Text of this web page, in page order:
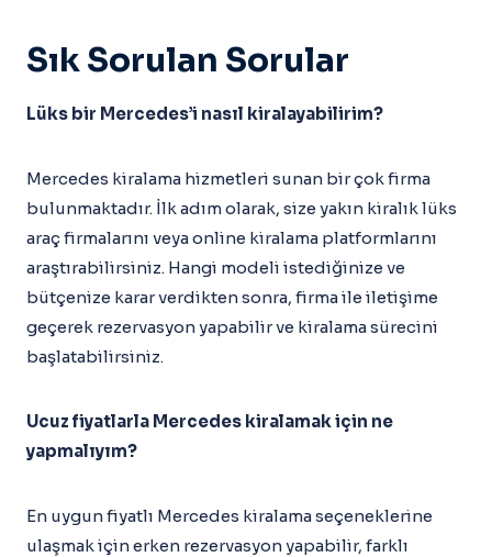
Sık Sorulan Sorular
Lüks bir Mercedes’i nasıl kiralayabilirim?
Mercedes kiralama hizmetleri sunan bir çok firma
bulunmaktadır. İlk adım olarak, size yakın kiralık lüks
araç firmalarını veya online kiralama platformlarını
araştırabilirsiniz. Hangi modeli istediğinize ve
bütçenize karar verdikten sonra, firma ile iletişime
geçerek rezervasyon yapabilir ve kiralama sürecini
başlatabilirsiniz.
Ucuz fiyatlarla Mercedes kiralamak için ne
yapmalıyım?
En uygun fiyatlı Mercedes kiralama seçeneklerine
ulaşmak için erken rezervasyon yapabilir, farklı